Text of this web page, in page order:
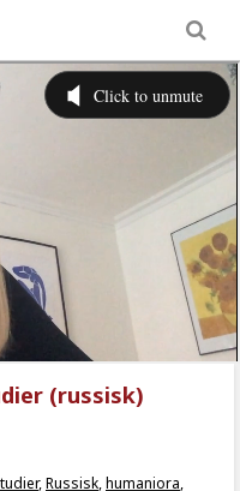
(russisk)
,Russisk,humaniora,